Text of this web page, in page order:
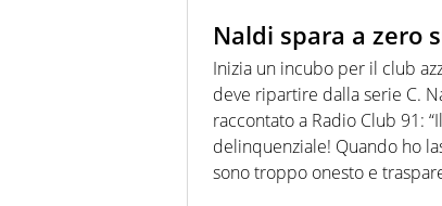
Naldi spara a zero
Inizia un incubo per il club
deve ripartire dalla serie C.
raccontato a Radio Club 91:
delinquenziale! Quando ho
sono troppo onesto e